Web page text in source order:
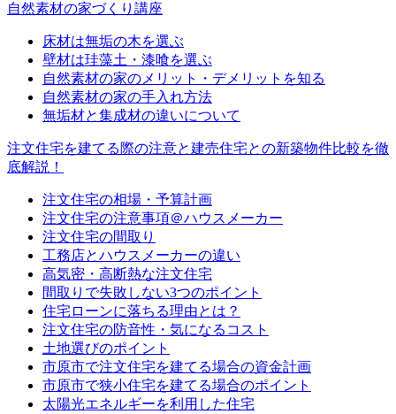
自然素材の家づくり講座
床材は無垢の木を選ぶ
壁材は珪藻土・漆喰を選ぶ
自然素材の家のメリット・デメリットを知る
自然素材の家の手入れ方法
無垢材と集成材の違いについて
注文住宅を建てる際の注意と建売住宅との新築物件比較を徹
底解説！
注文住宅の相場・予算計画
注文住宅の注意事項＠ハウスメーカー
注文住宅の間取り
工務店とハウスメーカーの違い
高気密・高断熱な注文住宅
間取りで失敗しない3つのポイント
住宅ローンに落ちる理由とは？
注文住宅の防音性・気になるコスト
土地選びのポイント
市原市で注文住宅を建てる場合の資金計画
市原市で狭小住宅を建てる場合のポイント
太陽光エネルギーを利用した住宅